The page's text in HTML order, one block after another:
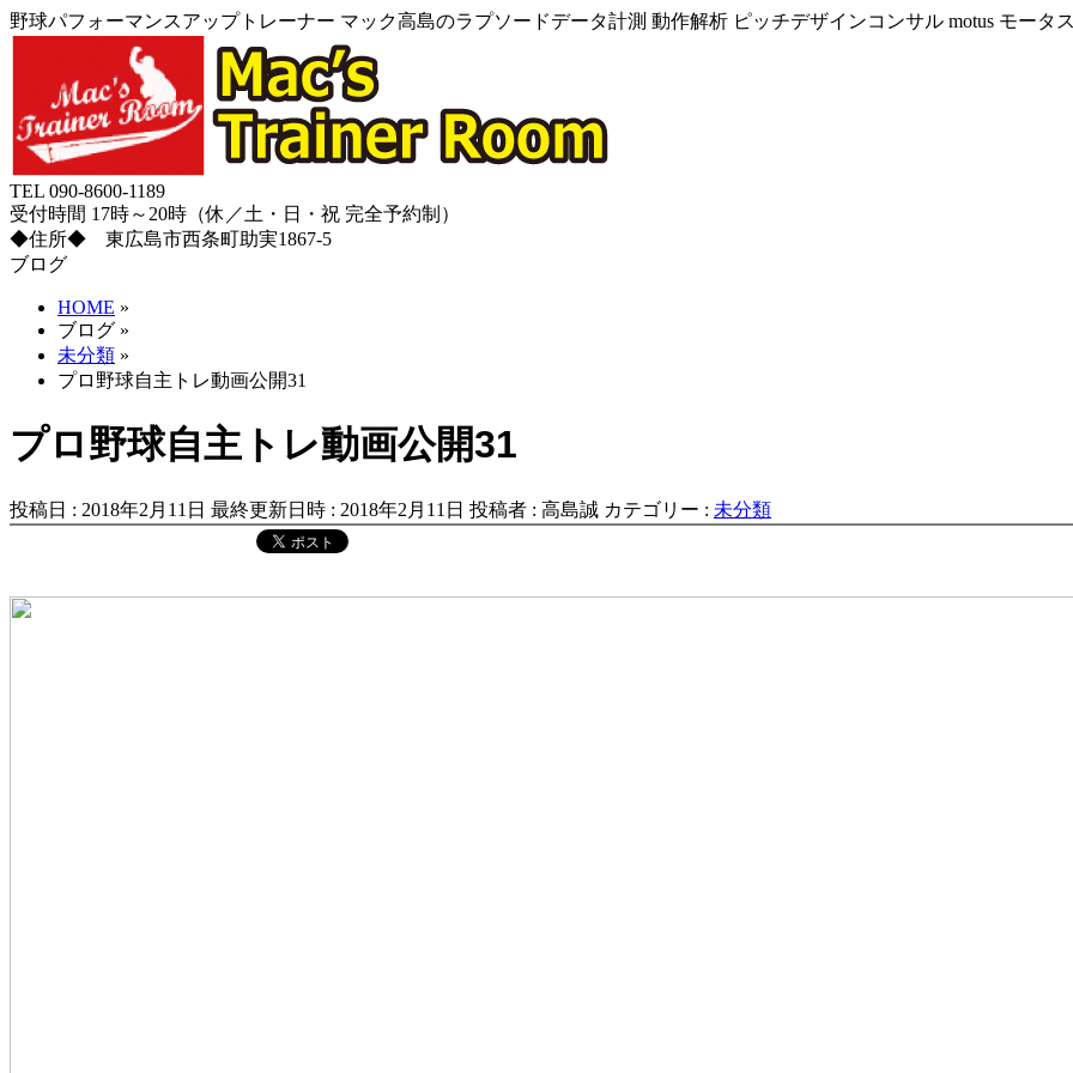
野球パフォーマンスアップトレーナー マック高島のラプソードデータ計測 動作解析 ピッチデザインコンサル motus モー
TEL 090-8600-1189
受付時間 17時～20時（休／土・日・祝 完全予約制）
◆住所◆ 東広島市西条町助実1867-5
ブログ
HOME »
ブログ »
未分類 »
プロ野球自主トレ動画公開31
プロ野球自主トレ動画公開31
投稿日 : 2018年2月11日 最終更新日時 : 2018年2月11日 投稿者 : 高島誠 カテゴリー : 未分類